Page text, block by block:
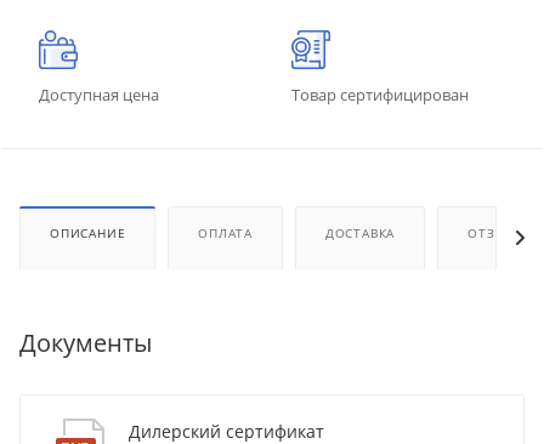
Доступная цена Товар сертифицирован
ОПИСАНИЕ ОПЛАТА ДОСТАВКА ОТЗЫВЫ
Документы
Дилерский сертификат